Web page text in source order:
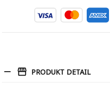
PRODUKT DETAIL